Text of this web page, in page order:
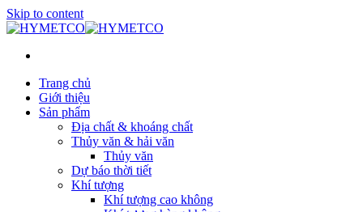
Skip to content
Trang chủ
Giới thiệu
Sản phẩm
Địa chất & khoáng chất
Thủy văn & hải văn
Thủy văn
Dự báo thời tiết
Khí tượng
Khí tượng cao không